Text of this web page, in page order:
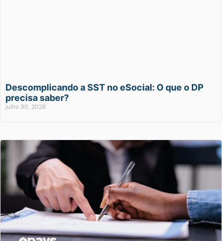
Descomplicando a SST no eSocial: O que o DP
precisa saber?
julho 30, 2026